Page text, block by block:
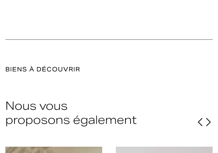
BIENS À DÉCOUVRIR
Nous vous
proposons également